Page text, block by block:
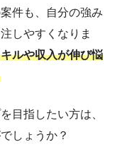
件も、自分の強み
しやすくなりま
ルや収入が伸び悩
目指したい方は、
しょうか？